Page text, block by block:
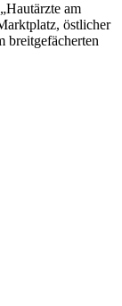
am
östlicher
breitgefächerten